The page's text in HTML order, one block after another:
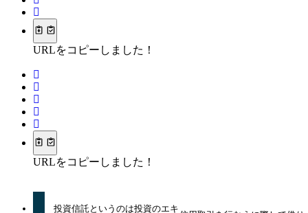
URLをコピーしました！
URLをコピーしました！
投資信託というのは投資のエキ